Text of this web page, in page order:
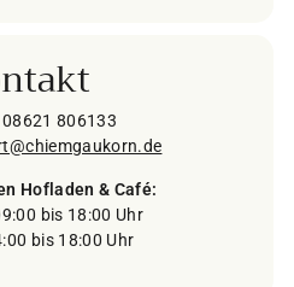
08621 806133
Hofladen & Café:
bis 18:00 Uhr
bis 18:00 Uhr